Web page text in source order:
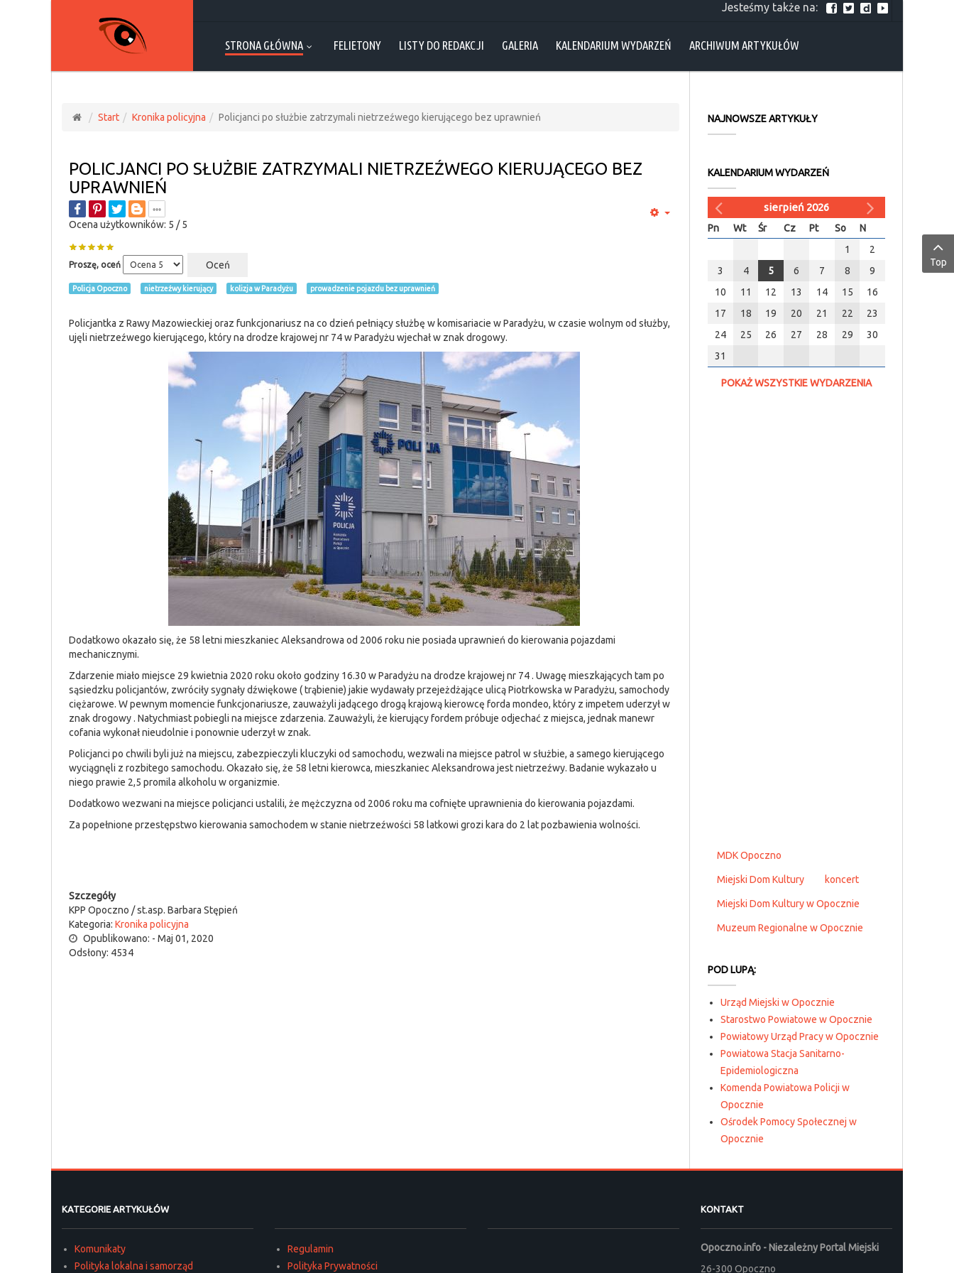
Jesteśmy także na:
STRONA GŁÓWNA FELIETONY LISTY DO REDAKCJI GALERIA KALENDARIUM WYDARZEŃ ARCHIWUM ARTYKUŁÓW
Start Kronika policyjna Policjanci po służbie zatrzymali nietrzeźwego kierującego bez uprawnień
POLICJANCI PO SŁUŻBIE ZATRZYMALI NIETRZEŹWEGO KIERUJĄCEGO BEZ
UPRAWNIEŃ
Ocena użytkowników: 5 /5
Proszę, oceń
Policja Opoczno nietrzeźwy kierujący kolizja w Paradyżu prowadzenie pojazdu bez uprawnień
Policjantka z Rawy Mazowieckiej oraz funkcjonariusz na co dzień pełniący służbę w komisariacie w Paradyżu, w czasie wolnym od służby,
ujęli nietrzeźwego kierującego, który na drodze krajowej nr 74 w Paradyżu wjechał w znak drogowy.
Dodatkowo okazało się, że 58 letni mieszkaniec Aleksandrowa od 2006 roku nie posiada uprawnień do kierowania pojazdami
mechanicznymi.
Zdarzenie miało miejsce 29 kwietnia 2020 roku około godziny 16.30 w Paradyżu na drodze krajowej nr 74 . Uwagę mieszkających tam po
sąsiedzku policjantów, zwróciły sygnały dźwiękowe ( trąbienie) jakie wydawały przejeżdżające ulicą Piotrkowska w Paradyżu, samochody
ciężarowe. W pewnym momencie funkcjonariusze, zauważyli jadącego drogą krajową kierowcę forda mondeo, który z impetem uderzył w
znak drogowy . Natychmiast pobiegli na miejsce zdarzenia. Zauważyli, że kierujący fordem próbuje odjechać z miejsca, jednak manewr
cofania wykonał nieudolnie i ponownie uderzył w znak.
Policjanci po chwili byli już na miejscu, zabezpieczyli kluczyki od samochodu, wezwali na miejsce patrol w służbie, a samego kierującego
wyciągnęli z rozbitego samochodu. Okazało się, że 58 letni kierowca, mieszkaniec Aleksandrowa jest nietrzeźwy. Badanie wykazało u
niego prawie 2,5 promila alkoholu w organizmie.
Dodatkowo wezwani na miejsce policjanci ustalili, że mężczyzna od 2006 roku ma cofnięte uprawnienia do kierowania pojazdami.
Za popełnione przestępstwo kierowania samochodem w stanie nietrzeźwości 58 latkowi grozi kara do 2 lat pozbawienia wolności.
Szczegóły
KPP Opoczno / st.asp. Barbara Stępień
Kategoria: Kronika policyjna
Opublikowano: - Maj 01, 2020
Odsłony: 4534
NAJNOWSZE ARTYKUŁY
KALENDARIUM WYDARZEŃ
sierpień 2026
Pn Wt Śr Cz Pt So
N
1
2
3
4 5 6 7 8
9
10
11 12 13 14 15
16
17
18 19 20 21 22
23
24
25 26 27 28 29
30
31
POKAŻ WSZYSTKIE WYDARZENIA
MDK Opoczno
Miejski Dom Kultury koncert
Miejski Dom Kultury w Opocznie
Muzeum Regionalne w Opocznie
POD LUPĄ:
Urząd Miejski w Opocznie
Starostwo Powiatowe w Opocznie
Powiatowy Urząd Pracy w Opocznie
Powiatowa Stacja Sanitarno-
Epidemiologiczna
Komenda Powiatowa Policji w
Opocznie
Ośrodek Pomocy Społecznej w
Opocznie
KATEGORIE ARTYKUŁÓW
Komunikaty
Polityka lokalna i samorząd
Regulamin
Polityka Prywatności
KONTAKT
Opoczno.info - Niezależny Portal Miejski
26-300 Opoczno
Top